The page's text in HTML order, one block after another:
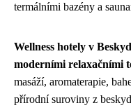
termálními bazény a
Wellness hotely v
moderními relaxačními
masáží, aromaterapie,
přírodní suroviny z